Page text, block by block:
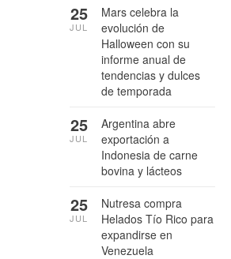
Mars celebra la
evolución de
Halloween con su
informe anual de
tendencias y dulces
de temporada
25
JUL
Argentina abre
exportación a
Indonesia de carne
bovina y lácteos
25
JUL
Nutresa compra
Helados Tío Rico para
expandirse en
Venezuela
25
JUL